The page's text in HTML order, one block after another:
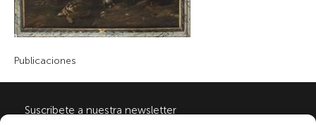
Publicaciones
Suscribete a nuestra newsletter